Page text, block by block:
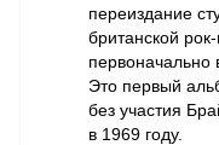
переиздание
британской
первоначально
Это первый
без участия
в 1969 году.